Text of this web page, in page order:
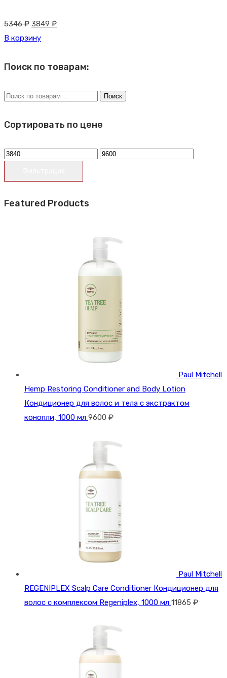
5346₽ Первоначальная
цена
5346 ₽.
3849 ₽Текущая
В корзину
Поиск по товарам:
Искать: Поиск
Сортировать по цене
Минимальная
Максимальная
Featured Products
Paul Mitchell
Hemp Restoring Conditioner and Body Lotion
Кондиционер для волос и тела с экстрактом
конопли, 1000 мл 9600 ₽
Paul Mitchell
REGENIPLEX Scalp Care Conditioner Кондиционер для
волос с комплексом Regeniplex, 1000 мл 11865 ₽